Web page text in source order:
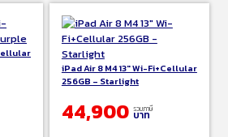
iPad Air 8 M4 13″ Wi-Fi+Cellular
256GB – Starlight
44,900 รวมภาษี
บาท